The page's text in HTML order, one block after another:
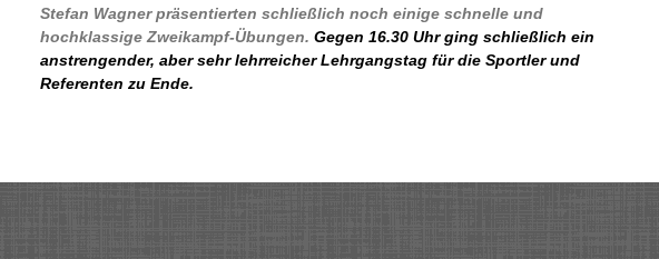
Stefan Wagner präsentierten schließlich noch einige schnelle und
hochklassige Zweikampf-Übungen. Gegen 16.30 Uhr ging schließlich ein
anstrengender, aber sehr lehrreicher Lehrgangstag für die Sportler und
Referenten zu Ende.